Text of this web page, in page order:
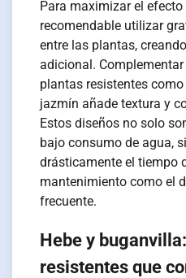
Para maximizar el
recomendable utilizar
entre las plantas,
adicional.
plantas resistentes
jazmín añade textura y
Estos diseños no solo
bajo consumo de agua,
drásticamente el tiempo
mantenimiento como el
frecuente.
Hebe y
resistentes que